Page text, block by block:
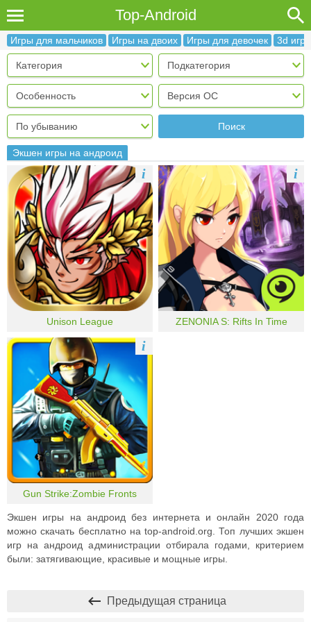
Top-Android
Игры для мальчиков Игры на двоих Игры для девочек 3d
Поиск
Экшен игры на андроид
Unison League
i
ZENONIA S: Rifts In Time
i
Gun Strike:Zombie Fronts
i
Экшен игры на андроид без интернета и онлайн 2020 года
можно скачать бесплатно на top-android.org. Топ лучших экшен
игр на андроид администрации отбирала годами, критерием
были: затягивающие, красивые и мощные игры.
Предыдущая страница